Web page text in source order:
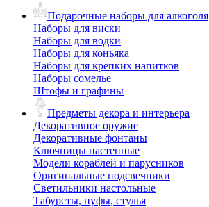
Подарочные наборы для алкоголя
Наборы для виски
Наборы для водки
Наборы для коньяка
Наборы для крепких напитков
Наборы сомелье
Штофы и графины
Предметы декора и интерьера
Декоративное оружие
Декоративные фонтаны
Ключницы настенные
Модели кораблей и парусников
Оригинальные подсвечники
Светильники настольные
Табуреты, пуфы, стулья